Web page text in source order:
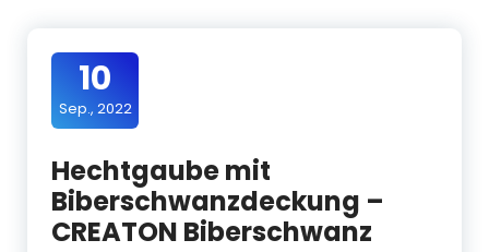
10
Sep., 2022
Hechtgaube mit
Biberschwanzdeckung –
CREATON Biberschwanz